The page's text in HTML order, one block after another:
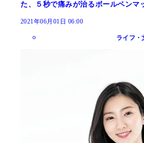
た、５秒で痛みが治るボールペンマ
2021年06月01日 06:00
ライフ・